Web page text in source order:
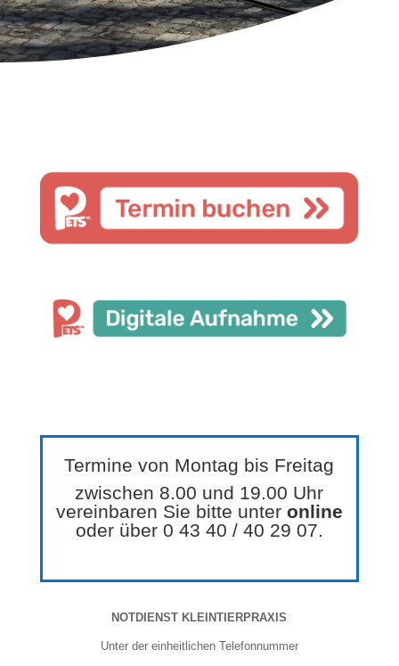
Termine von Montag bis Freitag
zwischen 8.00 und 19.00 Uhr
vereinbaren Sie bitte unter online
oder über 0 43 40 / 40 29 07.
NOTDIENST KLEINTIERPRAXIS
Unter der einheitlichen Telefonnummer